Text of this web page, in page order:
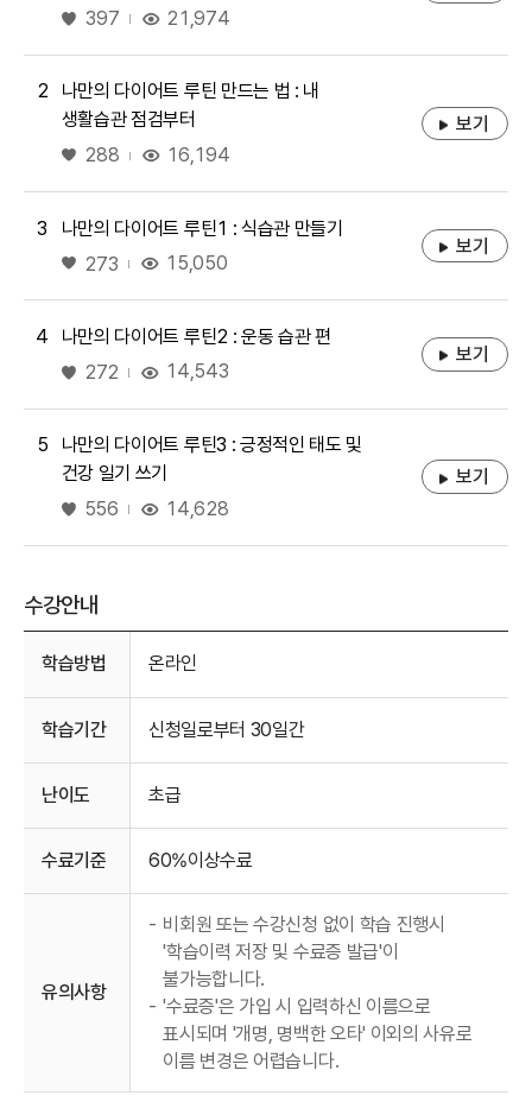
좋아요
397 21,974
2
나만의 다이어트 루틴 만드는 법 : 내
생활습관 점검부터
좋아요
288 16,194
보기
3
나만의 다이어트 루틴1 : 식습관 만들기
좋아요
273 15,050
보기
4
나만의 다이어트 루틴2 : 운동 습관 편
좋아요
272 14,543
보기
5
나만의 다이어트 루틴3 : 긍정적인 태도 및
건강 일기 쓰기
좋아요
556 14,628
보기
수강안내
학습방법 온라인
학습기간 신청일로부터 30일간
난이도 초급
수료기준 60%이상수료
유의사항
- 비회원 또는 수강신청 없이 학습 진행시
'학습이력 저장 및 수료증 발급'이
불가능합니다.
- '수료증'은 가입 시 입력하신 이름으로
표시되며 '개명, 명백한 오타' 이외의 사유로
이름 변경은 어렵습니다.